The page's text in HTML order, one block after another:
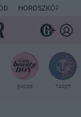
HOROSZKÓP
SYOSS TAROT